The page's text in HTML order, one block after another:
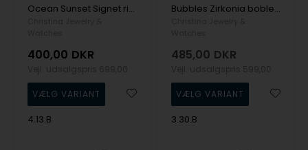
Ocean Sunset Signet ring med solnedgang af zirkonia i 925 Forgyldt sølv fra Christina Jewelry
400,00 DKR
4.13.B
Bubbles Zirkonia boble ring i 925 forgyldt sølv fra Christina Jewelry
485,00 DKR
3.30.B